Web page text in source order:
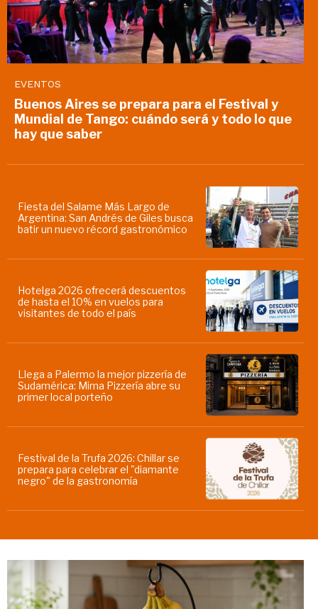
EVENTOS
Buenos Aires se prepara para el Festival y
Mundial de Tango: cuándo será y todo lo que
hay que saber
Fiesta del Salame Más Largo de
Argentina: San Andrés de Giles busca
batir un nuevo récord gastronómico
Hotelga 2026 ofrecerá descuentos
de hasta el 10% en vuelos para
visitantes de todo el país
Llega a Palermo la mejor pizzería de
Sudamérica: Mima Pizzería abre su
primer local porteño
Festival de la Trufa 2026: Chillar se
prepara para celebrar el "diamante
negro" de la gastronomía